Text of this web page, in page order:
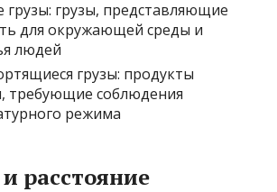
грузы: грузы, представляющие
для окружающей среды и
людей
грузы: продукты
требующие соблюдения
режима
расстояние